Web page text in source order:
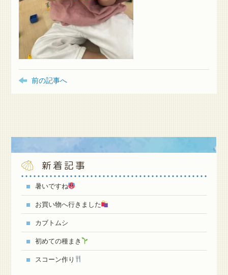
前の記事へ
新着記事
暑いですね
お買い物へ行きました
カブトムシ
初めての種まき
スコーン作り